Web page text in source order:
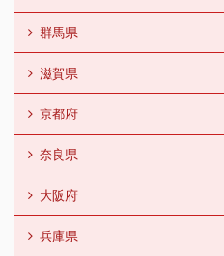
群馬県
滋賀県
京都府
奈良県
大阪府
兵庫県